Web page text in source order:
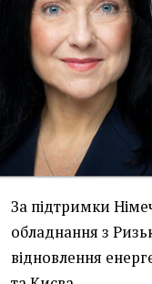
За підтримки
обладнання з
відновлення